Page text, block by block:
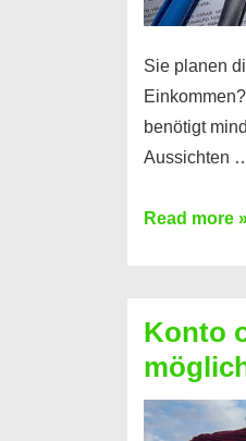
Sie planen
benötigt
Aussichten
Mit
Sie
einen
Kredit
ohne
Read more
Konto